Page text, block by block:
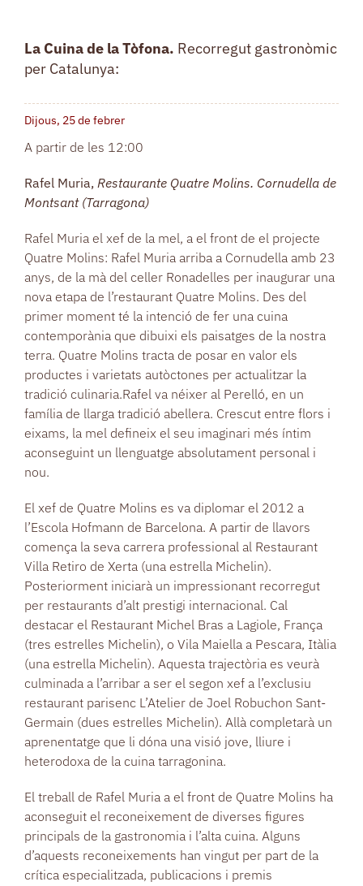
La Cuina de la Tòfona. Recorregut gastronòmic
per Catalunya:
Dijous, 25 de febrer
A partir de les 12:00
Rafel Muria, Restaurante Quatre Molins. Cornudella de
Montsant (Tarragona)
Rafel Muria el xef de la mel, a el front de el projecte
Quatre Molins: Rafel Muria arriba a Cornudella amb 23
anys, de la mà del celler Ronadelles per inaugurar una
nova etapa de l’restaurant Quatre Molins. Des del
primer moment té la intenció de fer una cuina
contemporània que dibuixi els paisatges de la nostra
terra. Quatre Molins tracta de posar en valor els
productes i varietats autòctones per actualitzar la
tradició culinaria.Rafel va néixer al Perelló, en un
família de llarga tradició abellera. Crescut entre flors i
eixams, la mel defineix el seu imaginari més íntim
aconseguint un llenguatge absolutament personal i
nou.
El xef de Quatre Molins es va diplomar el 2012 a
l’Escola Hofmann de Barcelona. A partir de llavors
comença la seva carrera professional al Restaurant
Villa Retiro de Xerta (una estrella Michelin).
Posteriorment iniciarà un impressionant recorregut
per restaurants d’alt prestigi internacional. Cal
destacar el Restaurant Michel Bras a Lagiole, França
(tres estrelles Michelin), o Vila Maiella a Pescara, Itàlia
(una estrella Michelin). Aquesta trajectòria es veurà
culminada a l’arribar a ser el segon xef a l’exclusiu
restaurant parisenc L’Atelier de Joel Robuchon Sant-
Germain (dues estrelles Michelin). Allà completarà un
aprenentatge que li dóna una visió jove, lliure i
heterodoxa de la cuina tarragonina.
El treball de Rafel Muria a el front de Quatre Molins ha
aconseguit el reconeixement de diverses figures
principals de la gastronomia i l’alta cuina. Alguns
d’aquests reconeixements han vingut per part de la
crítica especialitzada, publicacions i premis